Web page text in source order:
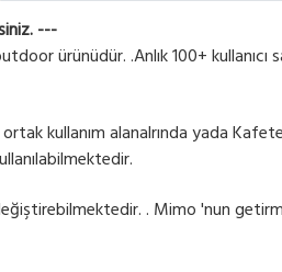
---
ürünüdür. .Anlık 100+ kullanıcı
kullanım alanalrında yada
. Mimo 'nun